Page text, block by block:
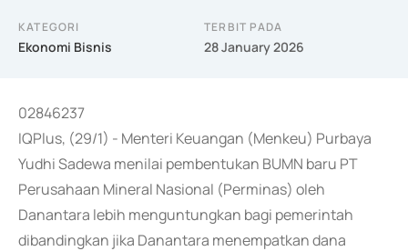
KATEGORI
Ekonomi Bisnis
TERBIT PADA
28 January 2026
02846237
IQPlus, (29/1) - Menteri Keuangan (Menkeu) Purbaya
Yudhi Sadewa menilai pembentukan BUMN baru PT
Perusahaan Mineral Nasional (Perminas) oleh
Danantara lebih menguntungkan bagi pemerintah
dibandingkan jika Danantara menempatkan dana